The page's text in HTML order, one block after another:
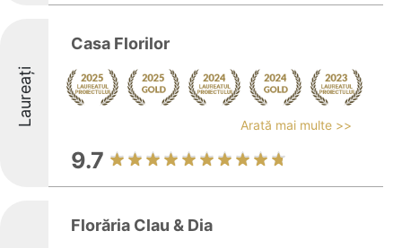
Laureați
Casa Florilor
Arată mai multe >>
9.7
Florăria Clau & Dia